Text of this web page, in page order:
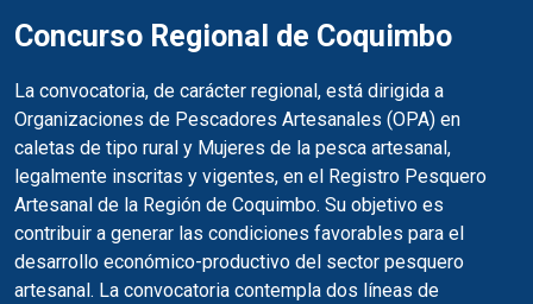
Concurso Regional de Coquimbo
La convocatoria, de carácter regional, está dirigida a
Organizaciones de Pescadores Artesanales (OPA) en
caletas de tipo rural y Mujeres de la pesca artesanal,
legalmente inscritas y vigentes, en el Registro Pesquero
Artesanal de la Región de Coquimbo. Su objetivo es
contribuir a generar las condiciones favorables para el
desarrollo económico-productivo del sector pesquero
artesanal. La convocatoria contempla dos líneas de